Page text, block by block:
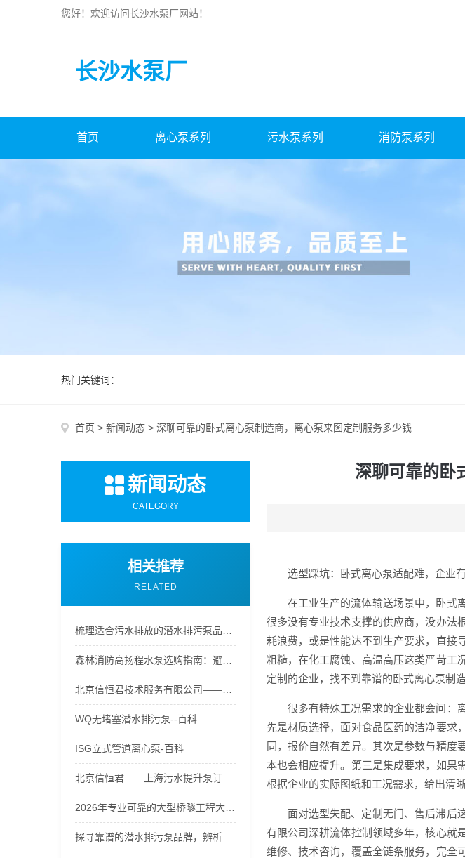
您好！欢迎访问长沙水泵厂网站！
长沙水泵厂
首页 离心泵系列 污水泵系列 消防泵系列
热门关键词：
首页 > 新闻动态 > 深聊可靠的卧式离心泵制造商，离心泵来图定制服务多少钱
新闻动态
CATEGORY
相关推荐
RELATED
WQ无堵塞潜水排污泵--百科
ISG立式管道离心泵-百科
深聊可靠的卧
选型踩坑：卧式离心泵适配难，企业
在工业生产的流体输送场景中，卧式
很多没有专业技术支撑的供应商，没办法
耗浪费，或是性能达不到生产要求，直接
粗糙，在化工腐蚀、高温高压这类严苛工
定制的企业，找不到靠谱的卧式离心泵制
很多有特殊工况需求的企业都会问：
先是材质选择，面对食品医药的洁净要求
同，报价自然有差异。其次是参数与精度
本也会相应提升。第三是集成要求，如果
根据企业的实际图纸和工况需求，给出清
面对选型失配、定制无门、售后滞后
有限公司深耕流体控制领域多年，核心就
维修、技术咨询，覆盖全链条服务，完全